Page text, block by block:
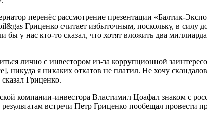
перенёс рассмотрение презентации «Балтик-
Гриценко считает избыточным, поскольку, в силу
у нас кто-то сказал, что хотят вложить два
лично с инвестором из-за коррупционной
никуда я никаких откатов не платил. Не хочу
Гриценко.
компании-инвестора Властимил Цоафал знаком с
встречи Петр Гриценко пообещал